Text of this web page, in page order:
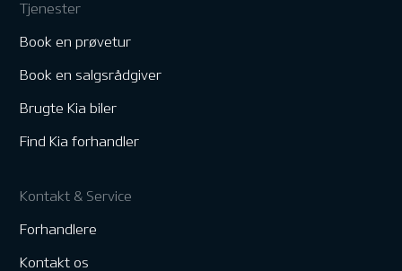
Tjenester
Book en prøvetur
Book en salgsrådgiver
Brugte Kia biler
Find Kia forhandler
Kontakt & Service
Forhandlere
Kontakt os